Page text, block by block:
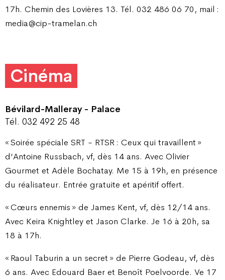
17h. Chemin des Lovières 13. Tél. 032 486 06 70, mail :
media@cip-tramelan.ch
Cinéma
Bévilard-Malleray - Palace
Tél. 032 492 25 48
« Soirée spéciale SRT - RTSR : Ceux qui travaillent »
d’Antoine Russbach, vf, dès 14 ans. Avec Olivier
Gourmet et Adèle Bochatay. Me 15 à 19h, en présence
du réalisateur. Entrée gratuite et apéritif offert.
« Cœurs ennemis » de James Kent, vf, dès 12/14 ans.
Avec Keira Knightley et Jason Clarke. Je 16 à 20h, sa
18 à 17h.
« Raoul Taburin a un secret » de Pierre Godeau, vf, dès
6 ans. Avec Edouard Baer et Benoît Poelvoorde. Ve 17